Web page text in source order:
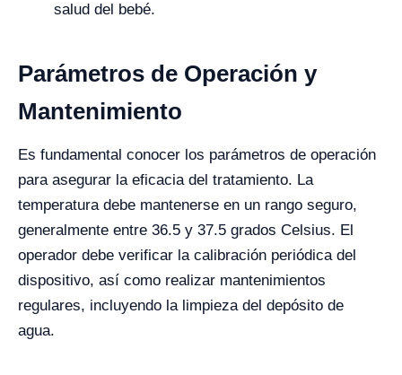
salud del bebé.
Parámetros de Operación y
Mantenimiento
Es fundamental conocer los parámetros de operación
para asegurar la eficacia del tratamiento. La
temperatura debe mantenerse en un rango seguro,
generalmente entre 36.5 y 37.5 grados Celsius. El
operador debe verificar la calibración periódica del
dispositivo, así como realizar mantenimientos
regulares, incluyendo la limpieza del depósito de
agua.